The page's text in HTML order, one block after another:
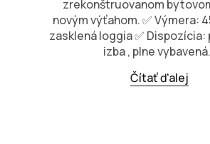
zrekonštruovanom
novým výťahom. ✅ Výmera:
zasklená loggia ✅
izba , plne
Čítať ďalej